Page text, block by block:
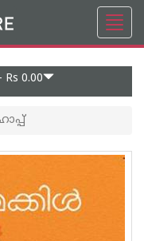
Rs 0.00